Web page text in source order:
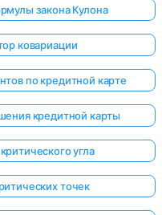
закона Кулона
ковариации
по кредитной карте
кредитной карты
угла
точек